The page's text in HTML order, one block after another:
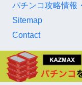
パチンコ攻略情報
Sitemap
Contact